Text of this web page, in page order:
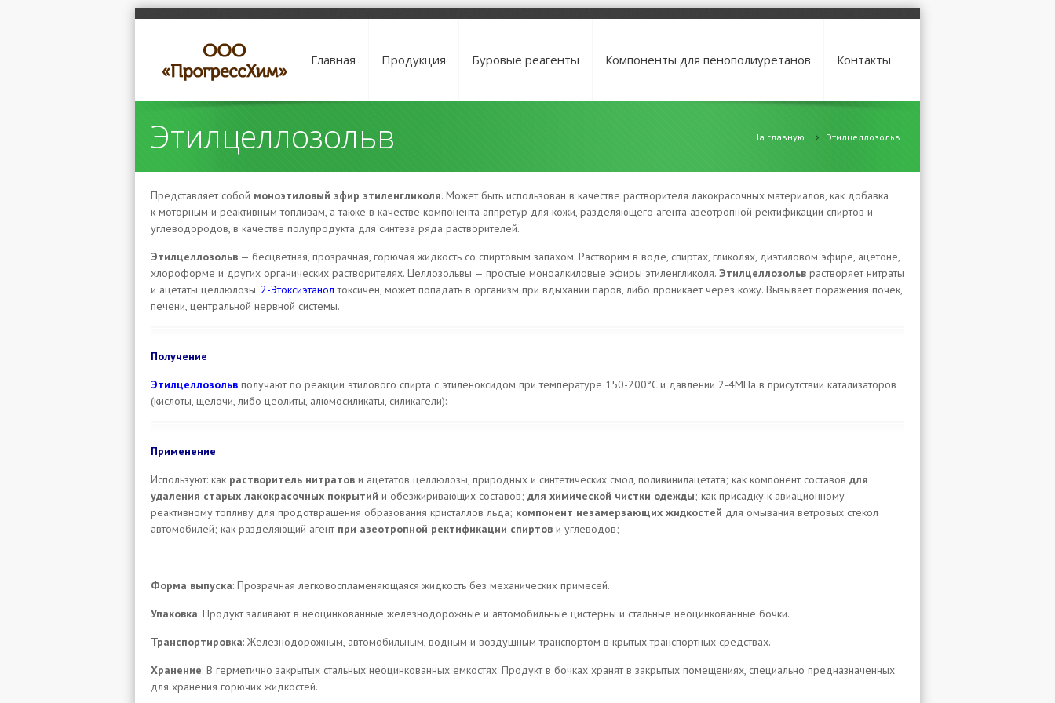
Главная Продукция Буровые реагенты Компоненты для пенополиуретанов Контакты
Этилцеллозольв На главную Этилцеллозольв
Представляет собой моноэтиловый эфир этиленгликоля. Может быть использован в качестве растворителя лакокрасочных материалов, как добавка
к моторным и реактивным топливам, а также в качестве компонента аппретур для кожи, разделяющего агента азеотропной ректификации спиртов и
углеводородов, в качестве полупродукта для синтеза ряда растворителей.
Этилцеллозольв — бесцветная, прозрачная, горючая жидкость со спиртовым запахом. Растворим в воде, спиртах, гликолях, диэтиловом эфире, ацетоне,
хлороформе и других органических растворителях. Целлозольвы — простые моноалкиловые эфиры этиленгликоля. Этилцеллозольв растворяет нитраты
и ацетаты целлюлозы. 2-Этоксиэтанол токсичен, может попадать в организм при вдыхании паров, либо проникает через кожу. Вызывает поражения почек,
печени, центральной нервной системы.
Получение
Этилцеллозольв получают по реакции этилового спирта с этиленоксидом при температуре 150-200°C и давлении 2-4МПа в присутствии катализаторов
(кислоты, щелочи, либо цеолиты, алюмосиликаты, силикагели):
Применение
Используют: как растворитель нитратов и ацетатов целлюлозы, природных и синтетических смол, поливинилацетата; как компонент составов для
удаления старых лакокрасочных покрытий и обезжиривающих составов; для химической чистки одежды; как присадку к авиационному
реактивному топливу для продотвращения образования кристаллов льда; компонент незамерзающих жидкостей для омывания ветровых стекол
автомобилей; как разделяющий агент при азеотропной ректификации спиртов и углеводов;
Форма выпуска: Прозрачная легковоспламеняющаяся жидкость без механических примесей.
Упаковка: Продукт заливают в неоцинкованные железнодорожные и автомобильные цистерны и стальные неоцинкованные бочки.
Транспортировка: Железнодорожным, автомобильным, водным и воздушным транспортом в крытых транспортных средствах.
Хранение: В герметично закрытых стальных неоцинкованных емкостях. Продукт в бочках хранят в закрытых помещениях, специально предназначенных
для хранения горючих жидкостей.